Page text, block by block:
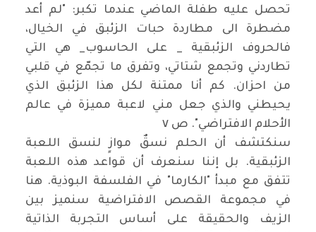
تحصل عليه طفلة الماضي عندما تكبر: "لم أعد
مضطرة الى مطاردة حبات الزئبق في الخيال،
فالحروف الزئبقية _ على الحاسوب_ هي التي
تطاردني وتجمع شتاتي، وتفرق ما تجمّع في قلبي
من احزان. كم أنا ممتنة لكل هذا الزئبق الذي
يحيطني والذي جعل مني لاعبة مميزة في عالم
الأحلام الافتراضي". ص ٧
سنكتشف أن الحلم نسقٌ موازٍ لنسق اللعبة
الزئبقية. بل إننا سنعرف أن قواعد هذه اللعبة
تتفق مع مبدأ "الكارما" في الفلسفة البوذية. هنا
في مجموعة القصص الافتراضية سنميز بين
الزيف والحقيقة على أساس التجربة الذاتية